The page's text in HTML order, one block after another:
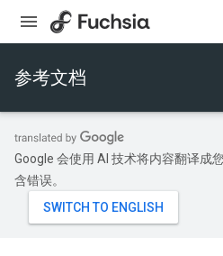
参考文档
Google 会使用 AI 技术将内容翻译成
含错误。